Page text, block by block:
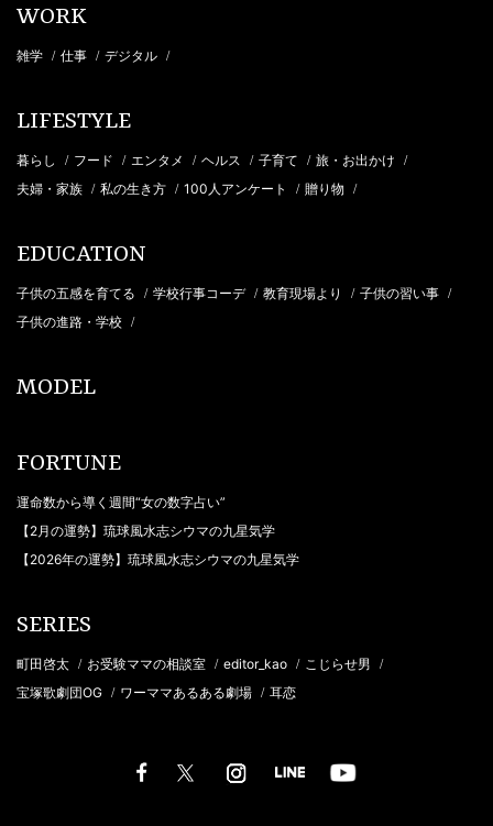
WORK
雑学 / 仕事 / デジタル /
LIFESTYLE
暮らし / フード / エンタメ / ヘルス / 子育て / 旅・お出かけ /
夫婦・家族 / 私の生き方 / 100人アンケート / 贈り物 /
EDUCATION
子供の五感を育てる / 学校行事コーデ / 教育現場より / 子供の習い事 /
子供の進路・学校 /
MODEL
FORTUNE
運命数から導く週間“女の数字占い”
【2月の運勢】琉球風水志シウマの九星気学
【2026年の運勢】琉球風水志シウマの九星気学
SERIES
町田啓太 / お受験ママの相談室 / editor_kao / こじらせ男 /
宝塚歌劇団OG / ワーママあるある劇場 / 耳恋